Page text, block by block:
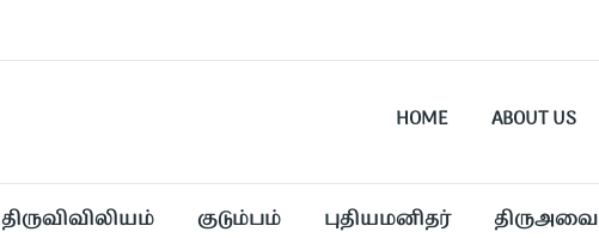
HOME ABOUT US
திருவிவிலியம் குடும்பம் புதியமனிதர் திருஅவை